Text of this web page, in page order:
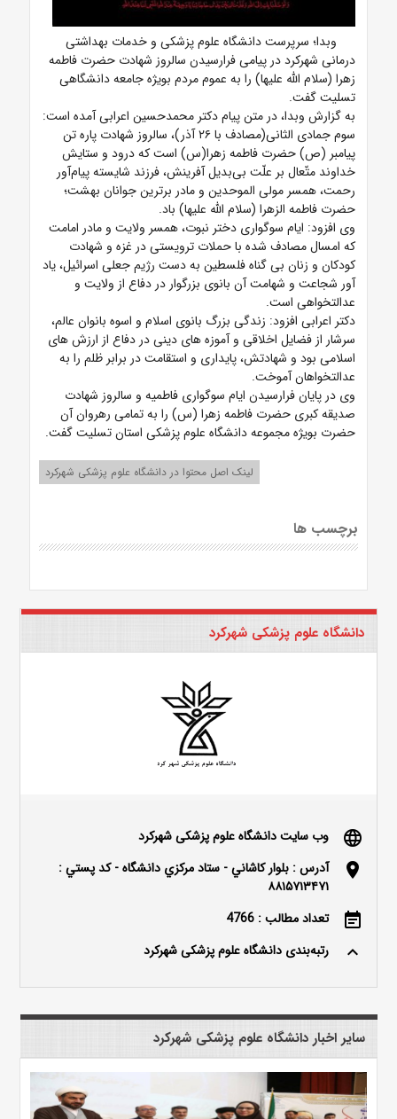
وبدا؛ سرپرست دانشگاه علوم پزشکی و خدمات بهداشتی
درمانی شهرکرد در پیامی فرارسیدن سالروز شهادت حضرت فاطمه
زهرا (سلام الله علیها) را به عموم مردم بویژه جامعه دانشگاهی
تسلیت گفت.
به گزارش وبدا، در متن پیام دکتر محمدحسین اعرابی آمده است:
سوم جمادی الثانی(مصادف با ۲۶ آذر)، سالروز شهادت پاره تن
پیامبر (ص) حضرت فاطمه زهرا(س) است که درود و ستایش
خداوند متّعال بر علّت بی‌بدیل آفرینش، فرزند شایسته پیام‌آور
رحمت، همسر مولی الموحدین و مادر برترین جوانان بهشت؛
حضرت فاطمه الزهرا (سلام الله علیها) باد.
وی افزود: ایام سوگواری دختر نبوت، همسر ولایت و مادر امامت
که امسال مصادف شده با حملات ترویستی در غزه و شهادت
کودکان و زنان بی گناه فلسطین به دست رژیم جعلی اسرائیل، یاد
آور شجاعت و شهامت آن بانوی بزرگوار در دفاع از ولایت و
عدالتخواهی است.
دکتر اعرابی افزود: زندگی بزرگ بانوی اسلام و اسوه بانوان عالم،
سرشار از فضایل اخلاقی و آموزه های دینی در دفاع از ارزش های
اسلامی بود و شهادتش، پایداری و استقامت در برابر ظلم را به
عدالتخواهان آموخت.
وی در پایان فرارسیدن ایام سوگواری فاطمیه و سالروز شهادت
صدیقه کبری حضرت فاطمه زهرا (س) را به تمامی رهروان آن
حضرت بویژه مجموعه دانشگاه علوم پزشکی استان تسلیت گفت.
لینک اصل محتوا در دانشگاه علوم پزشکی شهرکرد
برچسب ها
دانشگاه علوم پزشکی شهرکرد
language وب سایت دانشگاه علوم پزشکی شهرکرد
location_on
آدرس : بلوار كاشاني - ستاد مركزي دانشگاه - كد پستي :
۸۸۱۵۷۱۳۴۷۱
event_note تعداد مطالب : 4766
keyboard_arrow_up رتبه‌بندی دانشگاه علوم پزشکی شهرکرد
سایر اخبار دانشگاه علوم پزشکی شهرکرد